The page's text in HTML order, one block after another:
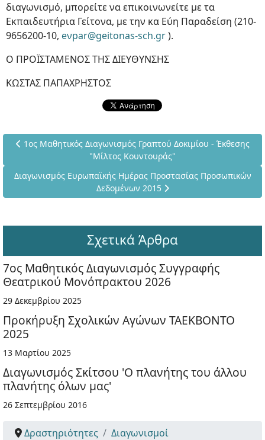
διαγωνισμό, μπορείτε να επικοινωνείτε με τα
Εκπαιδευτήρια Γείτονα, με την κα Εύη Παραδείση (210-
9656200-10, eνpar@geitonas-sch.gr).
Ο ΠΡΟΪΣΤΑΜΕΝΟΣ ΤΗΣ ΔΙΕΥΘΥΝΣΗΣ
ΚΩΣΤΑΣ ΠΑΠΑΧΡΗΣΤΟΣ
Προηγούμενο άρθρο: 1ος Μαθητικός Διαγωνισμός Γραπτού
1ος Μαθητικός Διαγωνισμός Γραπτού Δοκιμίου - Έκθεσης
"Μίλτος Κουντουράς"
Επόμενο άρθρο: Διαγωνισμός Ευρωπαϊκής Ημέρας
Διαγωνισμός Ευρωπαϊκής Ημέρας Προστασίας Προσωπικών
Δεδομένων 2015
Σχετικά Άρθρα
7ος Μαθητικός Διαγωνισμός Συγγραφής
Θεατρικού Μονόπρακτου 2026
29 Δεκεμβρίου 2025
Προκήρυξη Σχολικών Αγώνων ΤΑΕΚΒΟΝΤΟ
2025
13 Μαρτίου 2025
Διαγωνισμός Σκίτσου 'Ο πλανήτης του άλλου
πλανήτης όλων μας'
26 Σεπτεμβρίου 2016
Δραστηριότητες
Διαγωνισμοί